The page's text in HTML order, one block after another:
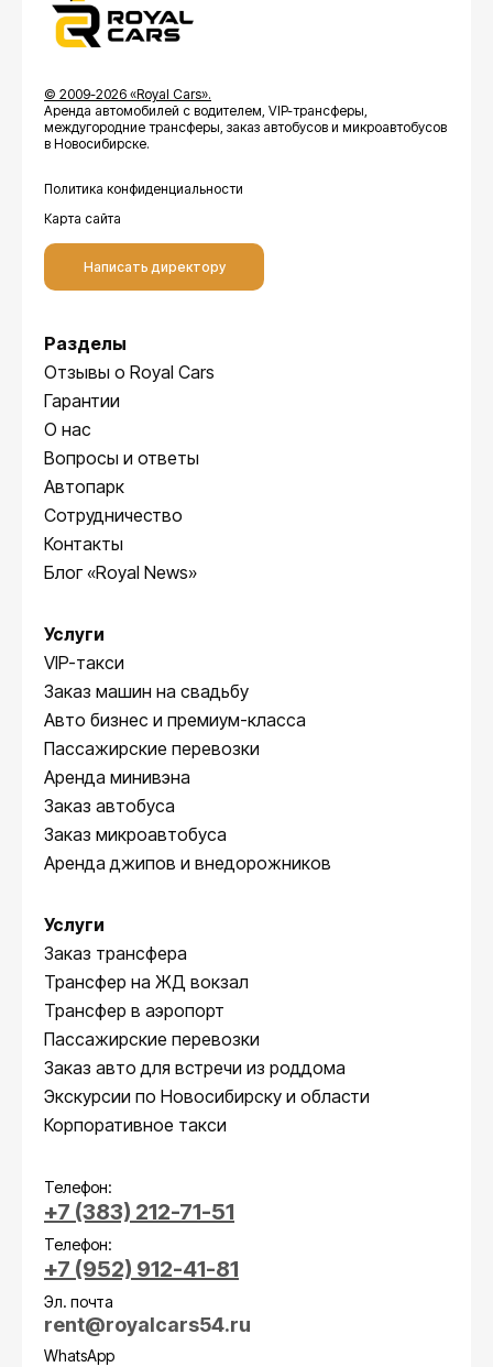
© 2009-2026 «Royal Cars».
Аренда автомобилей с водителем, VIP-трансферы,
междугородние трансферы, заказ автобусов и микроавтобусов
в Новосибирске.
Политика конфиденциальности
Карта сайта
Написать директору
Разделы
Отзывы о Royal Cars
Гарантии
О нас
Вопросы и ответы
Автопарк
Сотрудничество
Контакты
Блог «Royal News»
Услуги
VIP-такси
Заказ машин на свадьбу
Авто бизнес и премиум-класса
Пассажирские перевозки
Аренда минивэна
Заказ автобуса
Заказ микроавтобуса
Аренда джипов и внедорожников
Услуги
Заказ трансфера
Трансфер на ЖД вокзал
Трансфер в аэропорт
Пассажирские перевозки
Заказ авто для встречи из роддома
Экскурсии по Новосибирску и области
Корпоративное такси
Телефон:
+7 (383) 212-71-51
Телефон:
+7 (952) 912-41-81
Эл. почта
rent@royalcars54.ru
WhatsApp